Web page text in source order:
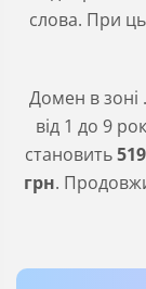
слова. При
Домен в зоні
від 1 до 9
становить519
грн.